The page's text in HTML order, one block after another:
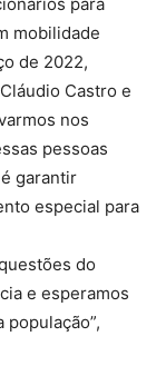
mobilidade
de 2022,
Castro e
nos
pessoas
garantir
especial para
do
e esperamos